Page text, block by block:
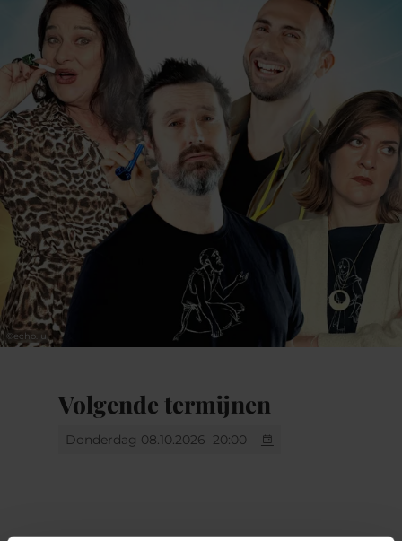
autres pour notre plus grand plaisir… Mais
lorsqu’ils vont apprendre que le mort n’est
pas tout à fait mort et qu’il est encore
possible de le sauver grâce à l’argent qu’ils
ont gagné, ils vont devoir trancher !
Finalement, qui sera le jambon ?
Informations
supplémentaires
-
Rémi Deval
Mise en scène:Luq Hamett
Les Décaféinés (Rémi Deval &
Clément Parmentier), Gwenola De
Luze, Virginie Caloone
©echo.lu
Volgende termijnen
Donderdag 08.10.2026 20:00